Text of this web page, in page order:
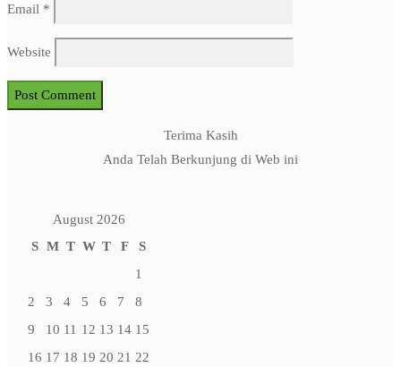
Email *
Website
Terima Kasih
Anda Telah Berkunjung di Web ini
August 2026
S M T W T F
S
1
2
3 4 5 6 7
8
9
10 11 12 13 14 15
16 17 18 19 20 21 22